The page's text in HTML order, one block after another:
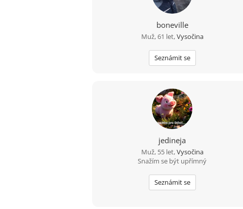
boneville
Muž, 61 let,Vysočina
Seznámit se
jedineja
Muž, 55 let,Vysočina
Snažím se být upřímný
Seznámit se